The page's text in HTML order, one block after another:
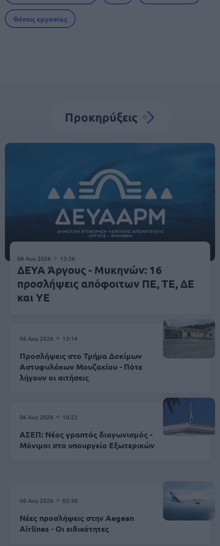
Θέσεις εργασίας
Προκηρύξεις
06 Αυγ 2026 13:36
ΔΕΥΑ Άργους - Μυκηνών: 16
προσλήψεις απόφοιτων ΠΕ, ΤΕ, ΔΕ
και ΥΕ
06 Αυγ 2026 13:14
Προσλήψεις στο Τμήμα Δοκίμων
Αστυφυλάκων Mουζακίου - Πότε
λήγουν οι αιτήσεις
06 Αυγ 2026 10:22
ΑΣΕΠ: Νέος γραπτός διαγωνισμός -
Μόνιμοι στο υπουργείο Εξωτερικών
06 Αυγ 2026 05:30
Νέες προσλήψεις στην Aegean
Airlines - Οι ειδικότητες